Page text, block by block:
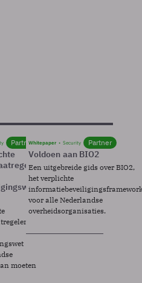
Partner
moeten
Whitepaper Security Partner
Voldoen aan BIO2
Een uitgebreide gids over BIO2,
het verplichte
voor alle Nederlandse
overheidsorganisaties.